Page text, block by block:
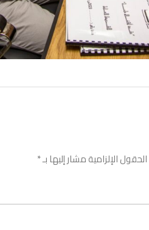
الحقول الإلزامية مشار إليها بـ*